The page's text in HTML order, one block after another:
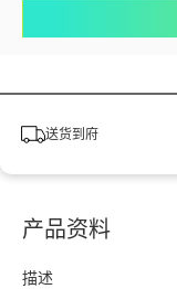
送货到府
产品资料
描述